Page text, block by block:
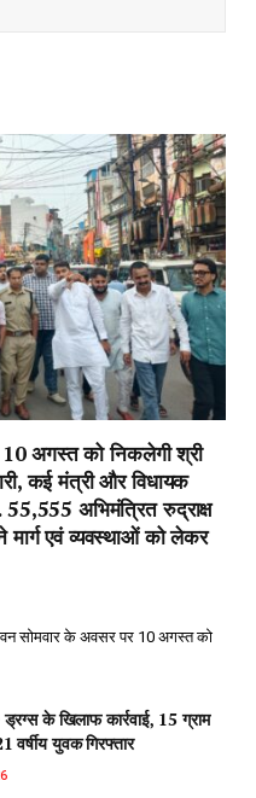
10 अगस्त को निकलेगी श्री
कई मंत्री और विधायक
अभिमंत्रित रुद्राक्ष
मार्ग एवं व्यवस्थाओं को लेकर
सोमवार के अवसर पर 10 अगस्त को
के खिलाफ कार्रवाई, 15 ग्राम
युवक गिरफ्तार